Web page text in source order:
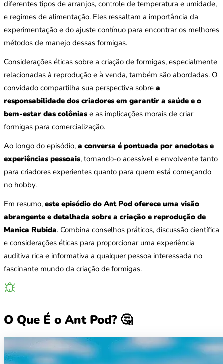
diferentes tipos de arranjos, controle de temperatura e umidade,
e regimes de alimentação. Eles ressaltam a importância da
experimentação e do ajuste contínuo para encontrar os melhores
métodos de manejo dessas formigas.
Considerações éticas sobre a criação de formigas, especialmente
relacionadas à reprodução e à venda, também são abordadas. O
convidado compartilha sua perspectiva sobre a
responsabilidade dos criadores em garantir a saúde e o
bem-estar das colônias e as implicações morais de criar
formigas para comercialização.
Ao longo do episódio, a conversa é pontuada por anedotas e
experiências pessoais, tornando-o acessível e envolvente tanto
para criadores experientes quanto para quem está começando
no hobby.
Em resumo, este episódio do Ant Pod oferece uma visão
abrangente e detalhada sobre a criação e reprodução de
Manica Rubida. Combina conselhos práticos, discussão científica
e considerações éticas para proporcionar uma experiência
auditiva rica e informativa a qualquer pessoa interessada no
fascinante mundo da criação de formigas.
O Que É o Ant Pod? 🤔